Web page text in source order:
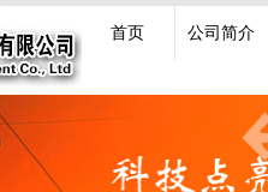
首页 公司简介